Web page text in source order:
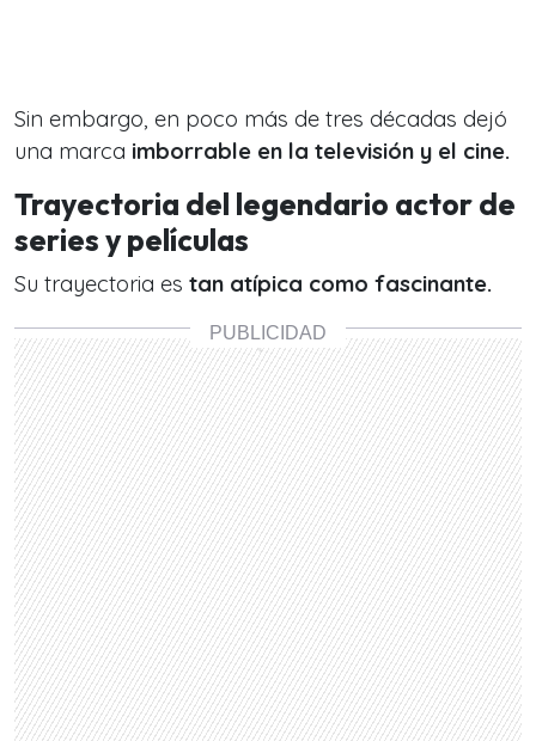
Sin embargo, en poco más de tres décadas dejó
una marca imborrable en la televisión y el cine.
Trayectoria del legendario actor de
series y películas
Su trayectoria es tan atípica como fascinante.